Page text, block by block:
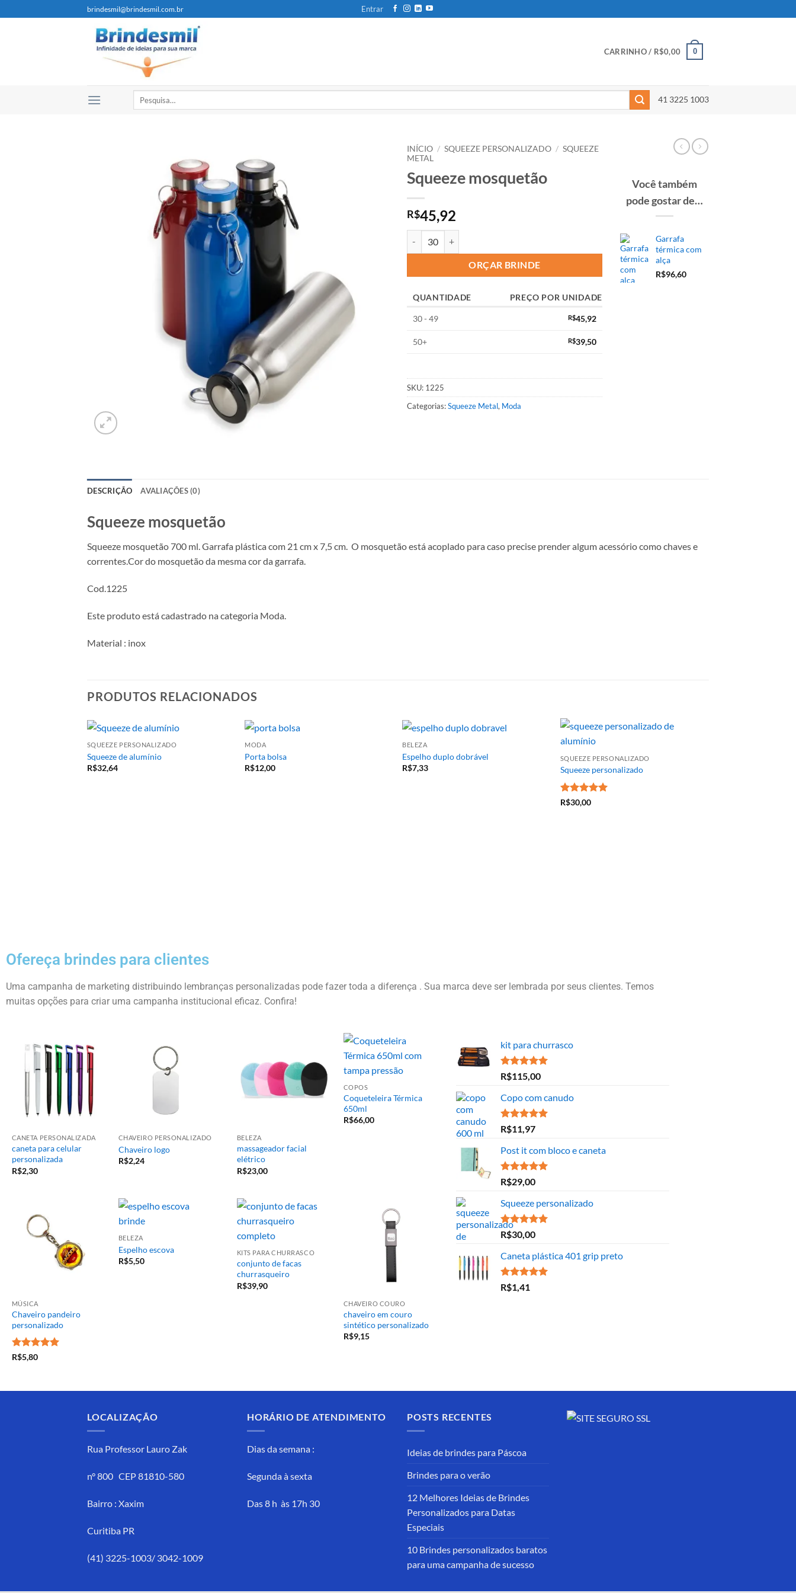
brindesmil@brindesmil.com.br Entrar
CARRINHO / R$0,00 0
41 3225 1003
INÍCIO / SQUEEZE PERSONALIZADO / SQUEEZE
METAL
Squeeze mosquetão
R$45,92
ORÇAR BRINDE
QUANTIDADE PREÇO POR UNIDADE
30 - 49 R$45,92
50+ R$39,50
SKU: 1225
Categorias:Squeeze Metal, Moda
Você também
pode gostar de…
Garrafa
térmica com
alça
R$96,60
DESCRIÇÃO AVALIAÇÕES (0)
Squeeze mosquetão
Squeeze mosquetão 700 ml. Garrafa plástica com 21 cm x 7,5 cm. O mosquetão está acoplado para caso precise prender algum acessório como chaves e
correntes.Cor do mosquetão da mesma cor da garrafa.
Cod.1225
Este produto está cadastrado na categoria Moda.
Material : inox
PRODUTOS RELACIONADOS
SQUEEZE PERSONALIZADO
Squeeze de alumínio
R$32,64
MODA
Porta bolsa
R$12,00
BELEZA
Espelho duplo dobrável
R$7,33
SQUEEZE PERSONALIZADO
Squeeze personalizado
Avaliação
R$30,00
Ofereça brindes para clientes
Uma campanha de marketing distribuindo lembranças personalizadas pode fazer toda a diferença . Sua marca deve ser lembrada por seus clientes. Temos
muitas opções para criar uma campanha institucional eficaz. Confira!
CANETA PERSONALIZADA
caneta para celular
personalizada
R$2,30
CHAVEIRO PERSONALIZADO
Chaveiro logo
R$2,24
MÚSICA
Chaveiro pandeiro
personalizado
Avaliação
R$5,80
BELEZA
Espelho escova
R$5,50
BELEZA
massageador facial
elétrico
R$23,00
COPOS
Coqueteleira Térmica
650ml
R$66,00
KITS PARA CHURRASCO
conjunto de facas
churrasqueiro
R$39,90
CHAVEIRO COURO
chaveiro em couro
sintético personalizado
R$9,15
kit para churrasco
Avaliação
5.00
de 5
R$115,00
Copo com canudo
Avaliação
5.00
de 5
R$11,97
Post it com bloco e caneta
Avaliação
5.00
de 5
R$29,00
Squeeze personalizado
Avaliação
5.00
de 5
R$30,00
Caneta plástica 401 grip preto
Avaliação
5.00 de 5
R$1,41
LOCALIZAÇÃO
Rua Professor Lauro Zak
n° 800 CEP 81810-580
Bairro : Xaxim
Curitiba PR
(41) 3225-1003/ 3042-1009
HORÁRIO DE ATENDIMENTO
Dias da semana :
Segunda à sexta
Das 8 h às 17h 30
POSTS RECENTES
Ideias de brindes para Páscoa
Brindes para o verão
12 Melhores Ideias de Brindes
Personalizados para Datas
Especiais
10 Brindes personalizados baratos
para uma campanha de sucesso